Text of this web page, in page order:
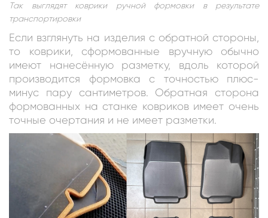
Так выглядят коврики ручной формовки в результате
транспортировки
Если взглянуть на изделия с обратной стороны,
то коврики, сформованные вручную обычно
имеют нанесённую разметку, вдоль которой
производится формовка с точностью плюс-
минус пару сантиметров. Обратная сторона
формованных на станке ковриков имеет очень
точные очертания и не имеет разметки.